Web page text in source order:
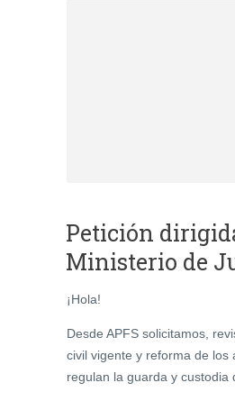
Petición
Ministerio de
¡Hola!
Desde APFS solicitamos,
civil vigente y reforma de los
regulan la guarda y custodia